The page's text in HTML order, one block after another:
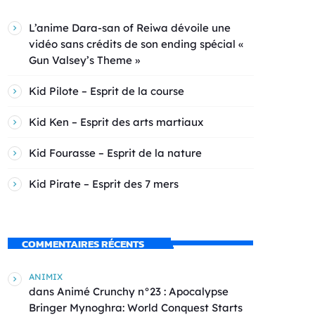
L’anime Dara-san of Reiwa dévoile une
vidéo sans crédits de son ending spécial «
Gun Valsey’s Theme »
Kid Pilote – Esprit de la course
Kid Ken – Esprit des arts martiaux
Kid Fourasse – Esprit de la nature
Kid Pirate – Esprit des 7 mers
COMMENTAIRES RÉCENTS
ANIMIX
dans Animé Crunchy n°23 : Apocalypse
Bringer Mynoghra: World Conquest Starts